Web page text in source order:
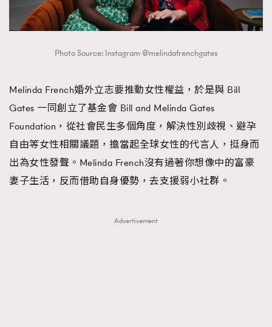
Photo Source: Instagram @melindafrenchgates
Melinda French婚外立志要推動女性權益，於是與 Bill
Gates 一同創立了基金會 Bill and Melinda Gates
Foundation，從社會民生多個角度，解決性別歧視、避孕
自由等女性相關議題，擔當起全球女性的代言人，挺身而
出為女性發聲。Melinda French沒有過著你想像中的富豪
妻子生活，反而借助自身優勢，去支援弱小社群。
Advertisement